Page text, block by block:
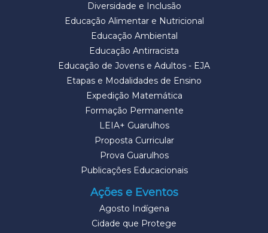
Diversidade e Inclusão
Educação Alimentar e Nutricional
Educação Ambiental
Educação Antirracista
Educação de Jovens e Adultos - EJA
Etapas e Modalidades de Ensino
Expedição Matemática
Formação Permanente
LEIA+ Guarulhos
Proposta Curricular
Prova Guarulhos
Publicações Educacionais
Ações e Eventos
Agosto Indígena
Cidade que Protege